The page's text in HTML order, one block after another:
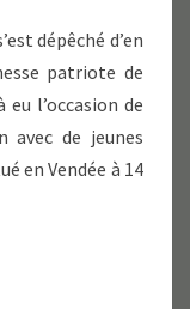
dépêché d’en
patriote de
l’occasion de
avec de jeunes
en Vendée à 14